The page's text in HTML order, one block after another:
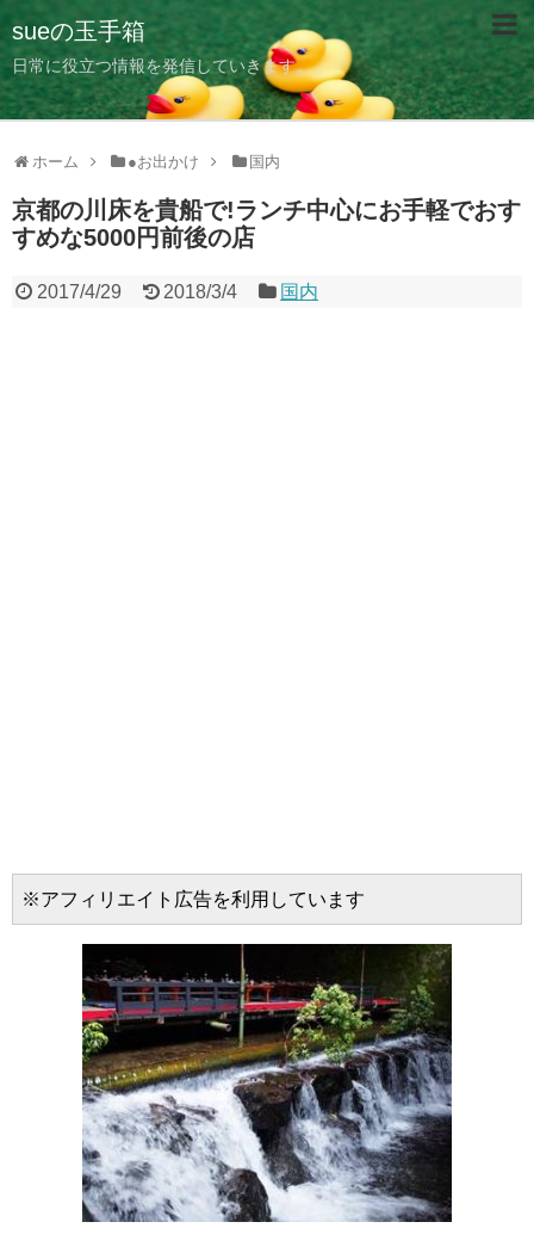
sueの玉手箱
日常に役立つ情報を発信していきます。
ホーム ●お出かけ 国内
京都の川床を貴船で!ランチ中心にお手軽でおす
すめな5000円前後の店
2017/4/29 2018/3/4 国内
※アフィリエイト広告を利用しています